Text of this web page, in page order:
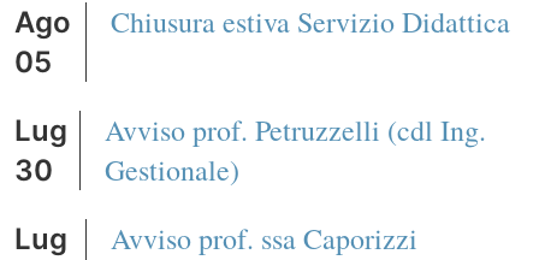
Ago
05
Chiusura estiva Servizio Didattica
Lug
30
Avviso prof. Petruzzelli (cdl Ing.
Gestionale)
Lug
Avviso prof. ssa Caporizzi